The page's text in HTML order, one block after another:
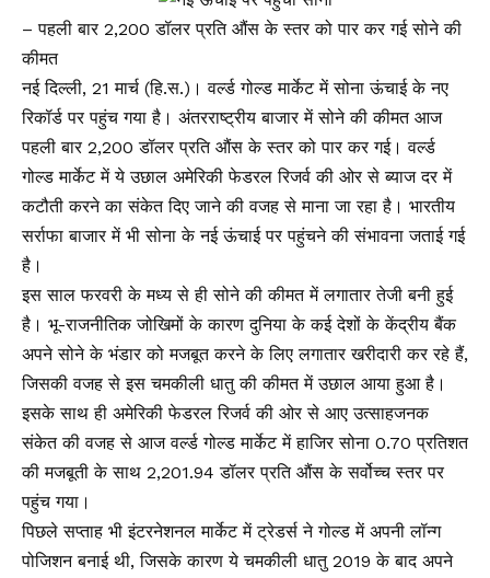
– पहली बार 2,200 डॉलर प्रति औंस के स्तर को पार कर गई सोने की
कीमत
नई दिल्ली, 21 मार्च (हि.स.)। वर्ल्ड गोल्ड मार्केट में सोना ऊंचाई के नए
रिकॉर्ड पर पहुंच गया है। अंतरराष्ट्रीय बाजार में सोने की कीमत आज
पहली बार 2,200 डॉलर प्रति औंस के स्तर को पार कर गई। वर्ल्ड
गोल्ड मार्केट में ये उछाल अमेरिकी फेडरल रिजर्व की ओर से ब्याज दर में
कटौती करने का संकेत दिए जाने की वजह से माना जा रहा है। भारतीय
सर्राफा बाजार में भी सोना के नई ऊंचाई पर पहुंचने की संभावना जताई गई
है।
इस साल फरवरी के मध्य से ही सोने की कीमत में लगातार तेजी बनी हुई
है। भू-राजनीतिक जोखिमों के कारण दुनिया के कई देशों के केंद्रीय बैंक
अपने सोने के भंडार को मजबूत करने के लिए लगातार खरीदारी कर रहे हैं,
जिसकी वजह से इस चमकीली धातु की कीमत में उछाल आया हुआ है।
इसके साथ ही अमेरिकी फेडरल रिजर्व की ओर से आए उत्साहजनक
संकेत की वजह से आज वर्ल्ड गोल्ड मार्केट में हाजिर सोना 0.70 प्रतिशत
की मजबूती के साथ 2,201.94 डॉलर प्रति औंस के सर्वोच्च स्तर पर
पहुंच गया।
पिछले सप्ताह भी इंटरनेशनल मार्केट में ट्रेडर्स ने गोल्ड में अपनी लॉन्ग
पोजिशन बनाई थी, जिसके कारण ये चमकीली धातु 2019 के बाद अपने